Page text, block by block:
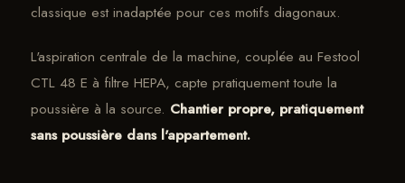
classique est inadaptée pour ces motifs diagonaux.
L'aspiration centrale de la machine, couplée au Festool
CTL 48 E à filtre HEPA, capte pratiquement toute la
poussière à la source. Chantier propre, pratiquement
sans poussière dans l'appartement.